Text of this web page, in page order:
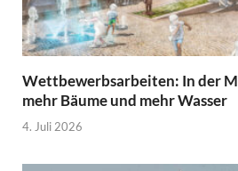
Wettbewerbsarbeiten: In der
mehr Bäume und mehr Wasser
4. Juli 2026